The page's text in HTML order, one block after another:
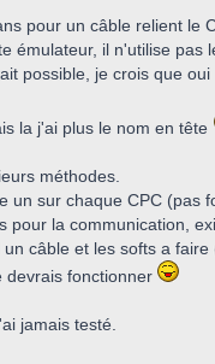
pour un câble relient le
il n'utilise pas
possible, je crois que oui
la j'ai plus le nom en tête
méthodes.
un sur chaque CPC (pas
pour la communication,
câble et les softs a
devrais fonctionner
jamais testé.